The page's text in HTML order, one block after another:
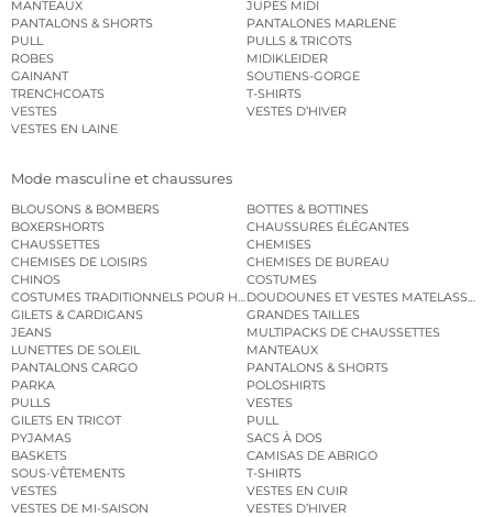
MANTEAUX
JUPES MIDI
PANTALONS & SHORTS
PANTALONES MARLENE
PULL
PULLS & TRICOTS
ROBES
MIDIKLEIDER
GAINANT
SOUTIENS-GORGE
TRENCHCOATS
T-SHIRTS
VESTES
VESTES D’HIVER
VESTES EN LAINE
Mode masculine et chaussures
BLOUSONS & BOMBERS
BOTTES & BOTTINES
BOXERSHORTS
CHAUSSURES ÉLÉGANTES
CHAUSSETTES
CHEMISES
CHEMISES DE LOISIRS
CHEMISES DE BUREAU
CHINOS
COSTUMES
COSTUMES TRADITIONNELS POUR HOMMEDOUDOUNES ET VESTES MATELASSÉES
GILETS & CARDIGANS
GRANDES TAILLES
JEANS
MULTIPACKS DE CHAUSSETTES
LUNETTES DE SOLEIL
MANTEAUX
PANTALONS CARGO
PANTALONS & SHORTS
PARKA
POLOSHIRTS
PULLS
VESTES
GILETS EN TRICOT
PULL
PYJAMAS
SACS À DOS
BASKETS
CAMISAS DE ABRIGO
SOUS-VÊTEMENTS
T-SHIRTS
VESTES
VESTES EN CUIR
VESTES DE MI-SAISON
VESTES D’HIVER